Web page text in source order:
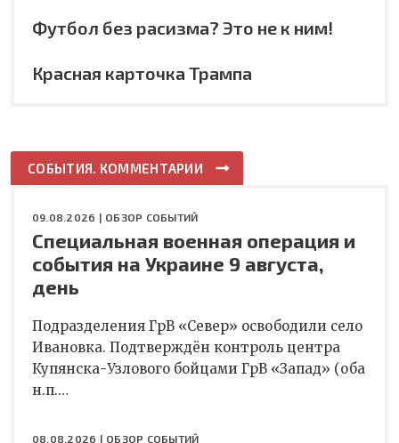
Футбол без расизма? Это не к ним!
Красная карточка Трампа
СОБЫТИЯ. КОММЕНТАРИИ
09.08.2026 | ОБЗОР СОБЫТИЙ
Специальная военная операция и
события на Украине 9 августа,
день
Подразделения ГрВ «Север» освободили село
Ивановка. Подтверждён контроль центра
Купянска-Узлового бойцами ГрВ «Запад» (оба
н.п.…
08.08.2026 | ОБЗОР СОБЫТИЙ